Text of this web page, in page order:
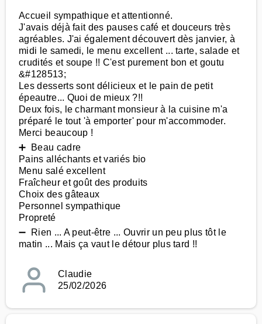
Accueil sympathique et attentionné.
J'avais déjà fait des pauses café et douceurs très
agréables. J'ai également découvert dès janvier, à
midi le samedi, le menu excellent ... tarte, salade et
crudités et soupe !! C'est purement bon et goutu
&#128513;
Les desserts sont délicieux et le pain de petit
épeautre... Quoi de mieux ?!!
Deux fois, le charmant monsieur à la cuisine m'a
préparé le tout 'à emporter' pour m'accommoder.
Merci beaucoup !
➕ Beau cadre
Pains alléchants et variés bio
Menu salé excellent
Fraîcheur et goût des produits
Choix des gâteaux
Personnel sympathique
Propreté
➖ Rien ... A peut-être ... Ouvrir un peu plus tôt le
matin ... Mais ça vaut le détour plus tard !!
Claudie
25/02/2026